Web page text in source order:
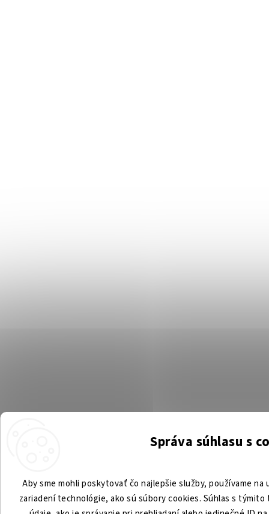
Správa súhlasu s
Aby sme mohli poskytovať čo najlepšie služby, používame
zariadení technológie, ako sú súbory cookies. Súhlas s